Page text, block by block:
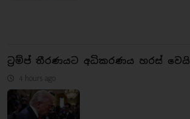
ට්‍රම්ප් තීරණයට අධිකරණය හරස් වෙයි
4 hours ago